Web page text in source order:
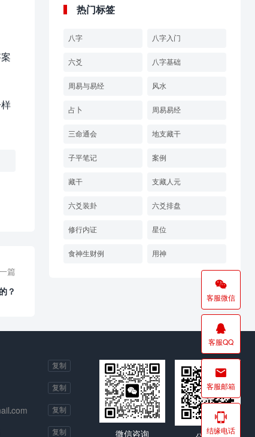
篇
？
热门标签
八字 八字入门
六爻 八字基础
周易与易经 风水
占卜 周易易经
三命通会 地支藏干
子平笔记 案例
藏干 支藏人元
六爻装卦 六爻排盘
修行内证 星位
食神生财例 用神

客服微信

客服QQ

客服邮箱

结缘电话
复制
复制
复制
复制 微信咨询